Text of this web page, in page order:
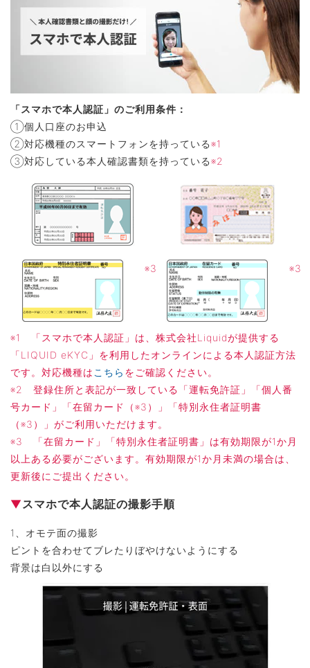
「スマホで本人認証」のご利用条件：
①個人口座のお申込
②対応機種のスマートフォンを持っている※1
③対応している本人確認書類を持っている※2
※1 「スマホで本人認証」は、株式会社Liquidが提供する
「LIQUID eKYC」を利用したオンラインによる本人認証方法
です。対応機種は こちら をご確認ください。
※2 登録住所と表記が一致している「運転免許証」「個人番
号カード」「在留カード（※3）」「特別永住者証明書
（※3）」がご利用いただけます。
※3 「在留カード」「特別永住者証明書」は有効期限が1か月
以上ある必要がございます。有効期限が1か月未満の場合は、
更新後にご提出ください。
▼ スマホで本人認証の撮影手順
1、オモテ面の撮影
ピントを合わせてブレたりぼやけないようにする
背景は白以外にする